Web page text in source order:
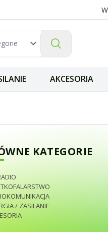
AKCESORIA
KATEGORIE
/ ZASILANIE